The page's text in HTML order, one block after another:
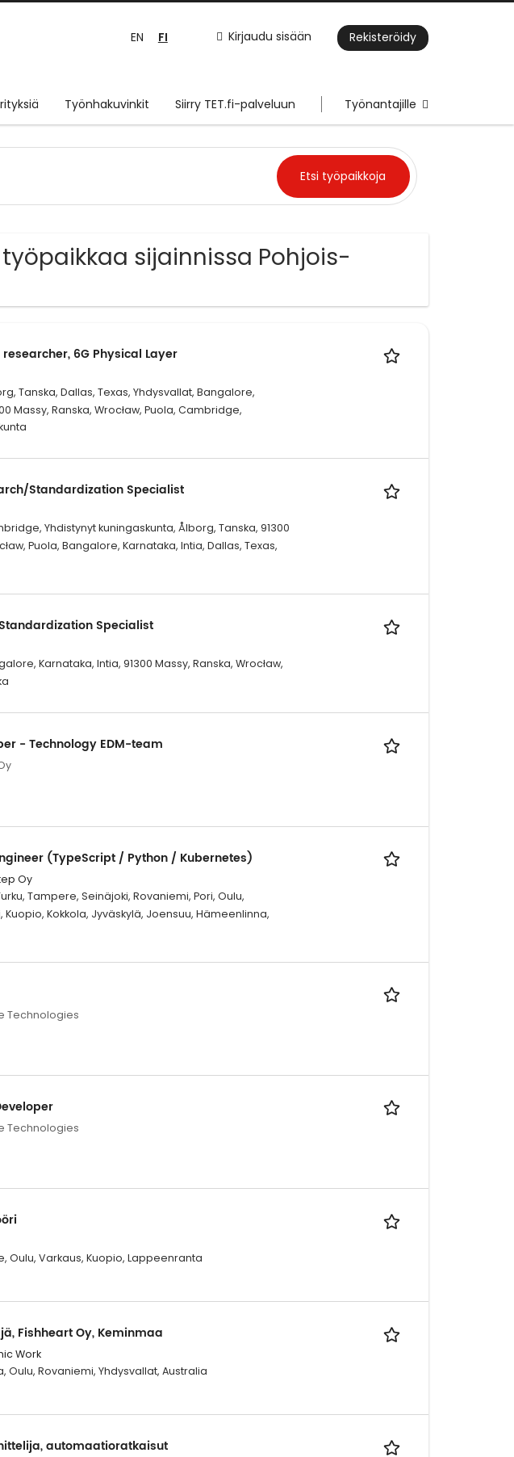
Kirjaudu sisään Rekisteröidy
EN FI
Työnhakuvinkit Siirry TET.fi-palveluun Työnantajille
sijainnissa Pohjois-
6G Physical Layer
Tanska, Dallas, Texas, Yhdysvallat, Bangalore,
Massy, Ranska, Wrocław, Puola, Cambridge,
Standardization Specialist
Yhdistynyt kuningaskunta, Ålborg, Tanska, 91300
Puola, Bangalore, Karnataka, Intia, Dallas, Texas,
Specialist
Karnataka, Intia, 91300 Massy, Ranska, Wrocław,
- Technology EDM-team
(TypeScript / Python / Kubernetes)
Oy
Tampere, Seinäjoki, Rovaniemi, Pori, Oulu,
Kuopio, Kokkola, Jyväskylä, Joensuu, Hämeenlinna,
Technologies
Technologies
Oulu, Varkaus, Kuopio, Lappeenranta
Fishheart Oy, Keminmaa
Work
Oulu, Rovaniemi, Yhdysvallat, Australia
automaatioratkaisut